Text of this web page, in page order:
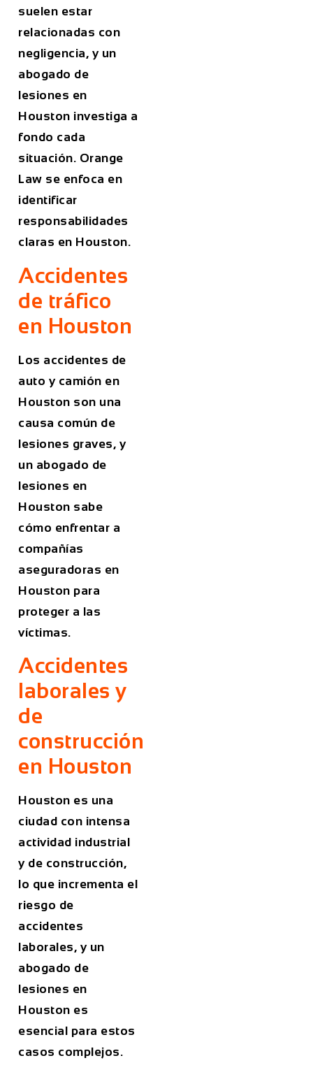
suelen estar
relacionadas con
negligencia, y un
abogado de
lesiones en
Houston investiga a
fondo cada
situación. Orange
Law se enfoca en
identificar
responsabilidades
claras en Houston.
Accidentes
de tráfico
en Houston
Los accidentes de
auto y camión en
Houston son una
causa común de
lesiones graves, y
un abogado de
lesiones en
Houston sabe
cómo enfrentar a
compañías
aseguradoras en
Houston para
proteger a las
víctimas.
Accidentes
laborales y
de
construcción
en Houston
Houston es una
ciudad con intensa
actividad industrial
y de construcción,
lo que incrementa el
riesgo de
accidentes
laborales, y un
abogado de
lesiones en
Houston es
esencial para estos
casos complejos.